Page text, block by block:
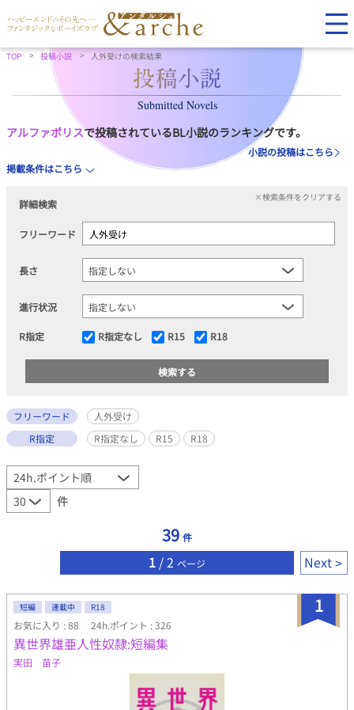
TOP 投稿小説 人外受けの検索結果
Submitted Novels
アルファポリスで投稿されているBL小説のランキングです。
小説の投稿はこちら
掲載条件はこちら
詳細検索
×検索条件をクリアする
フリーワード
長さ
進行状況
R指定 R指定なし R15 R18
フリーワード
人外受け
R指定
R指定なし R15 R18
件
39 件
1 / 2 ページ Next
1
短編 連載中 R18
お気に入り : 88 24h.ポイント : 326
異世界雄亜人性奴隷:短編集
実田 苗子